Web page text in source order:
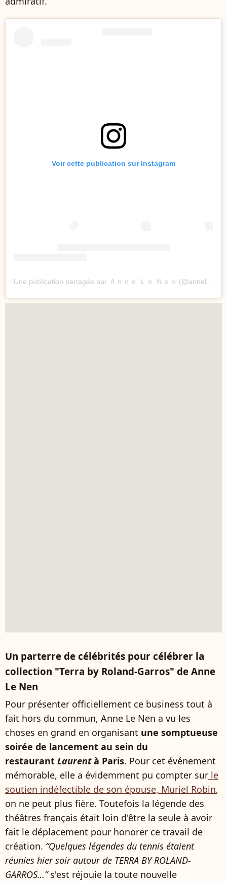
Voir cette publication sur Instagram
Un parterre de célébrités pour célébrer la
collection "Terra by Roland-Garros" de Anne
Le Nen
Pour présenter officiellement ce business tout à
fait hors du commun, Anne Le Nen a vu les
choses en grand en organisant une somptueuse
soirée de lancement au sein du
restaurant Laurentà Paris. Pour cet événement
mémorable, elle a évidemment pu compter sur le
soutien indéfectible de son épouse, Muriel Robin,
on ne peut plus fière. Toutefois la légende des
théâtres français était loin d'être la seule à avoir
fait le déplacement pour honorer ce travail de
création. “Quelques légendes du tennis étaient
réunies hier soir autour de TERRA BY ROLAND-
GARROS…”s'est réjouie la toute nouvelle